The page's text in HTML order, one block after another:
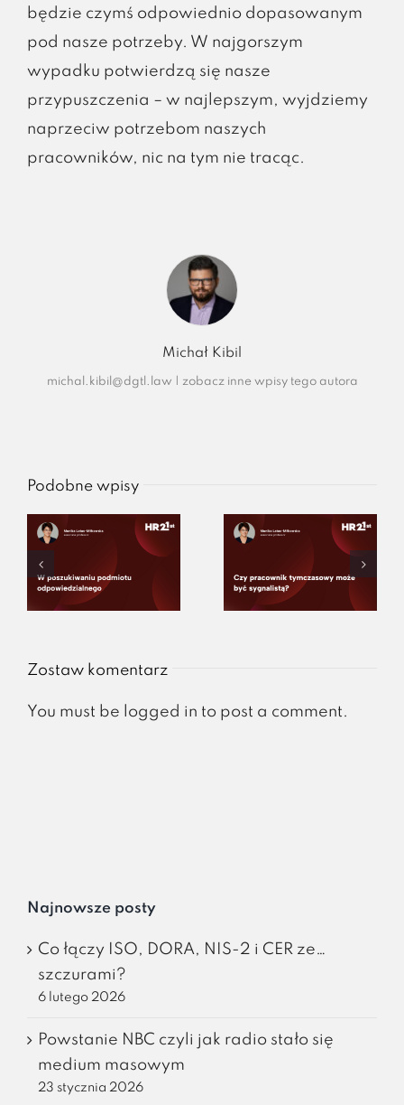
będzie czymś odpowiednio dopasowanym
pod nasze potrzeby. W najgorszym
wypadku potwierdzą się nasze
przypuszczenia – w najlepszym, wyjdziemy
naprzeciw potrzebom naszych
pracowników, nic na tym nie tracąc.
Michał Kibil
michal.kibil@dgtl.law zobacz inne wpisy tego autora
Podobne wpisy
Zostaw komentarz
You must be logged in to post a comment.
Najnowsze posty
Co łączy ISO, DORA, NIS-2 i CER ze…
szczurami?
6 lutego 2026
Powstanie NBC czyli jak radio stało się
medium masowym
23 stycznia 2026